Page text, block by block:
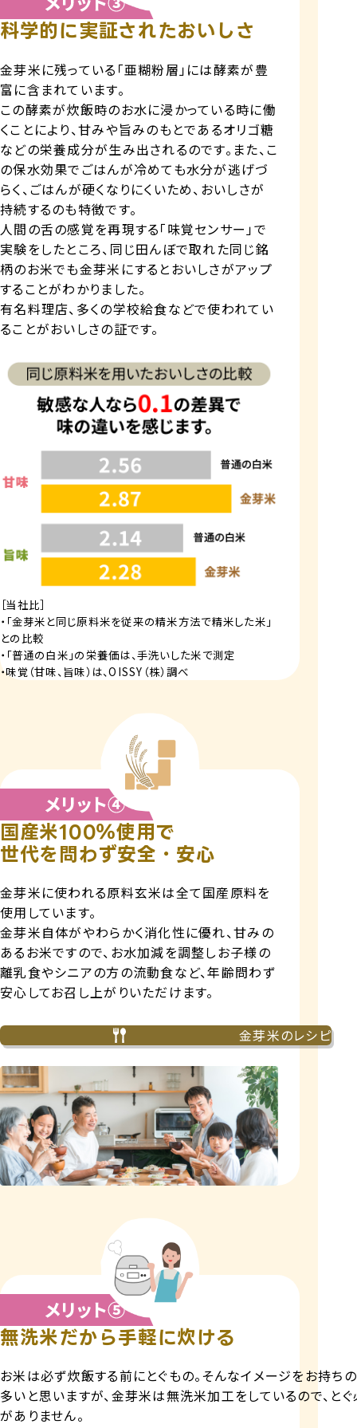
科学的に実証されたおいしさ
金芽米に残っている「亜糊粉層」には酵素が豊
富に含まれています。
この酵素が炊飯時のお水に浸かっている時に働
くことにより、甘みや旨みのもとであるオリゴ糖
などの栄養成分が生み出されるのです。また、こ
の保水効果でごはんが冷めても水分が逃げづ
らく、ごはんが硬くなりにくいため、おいしさが
持続するのも特徴です。
人間の舌の感覚を再現する「味覚センサー」で
実験をしたところ、同じ田んぼで取れた同じ銘
柄のお米でも金芽米にするとおいしさがアップ
することがわかりました。
有名料理店、多くの学校給食などで使われてい
ることがおいしさの証です。
［当社比］
・「金芽米と同じ原料米を従来の精米方法で精米した米」
との比較
・「普通の白米」の栄養価は、手洗いした米で測定
・味覚（甘味、旨味）は、OISSY（株）調べ
国産米100％使用で
世代を問わず安全・安心
金芽米に使われる原料玄米は全て国産原料を
使用しています。
金芽米自体がやわらかく消化性に優れ、甘みの
あるお米ですので、お水加減を調整しお子様の
離乳食やシニアの方の流動食など、年齢問わず
安心してお召し上がりいただけます。
金芽米のレシピ
無洗米だから手軽に炊ける
お米は必ず炊飯する前にとぐもの。そんなイメージをお持ち
多いと思いますが、金芽米は無洗米加工をしているので、と
がありません。